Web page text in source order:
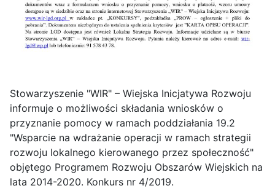
Stowarzyszenie "WIR" – Wiejska Inicjatywa Rozwoju
informuje o możliwości składania wniosków o
przyznanie pomocy w ramach poddziałania 19.2
"Wsparcie na wdrażanie operacji w ramach strategii
rozwoju lokalnego kierowanego przez społeczność"
objętego Programem Rozwoju Obszarów Wiejskich na
lata 2014-2020. Konkurs nr 4/2019.